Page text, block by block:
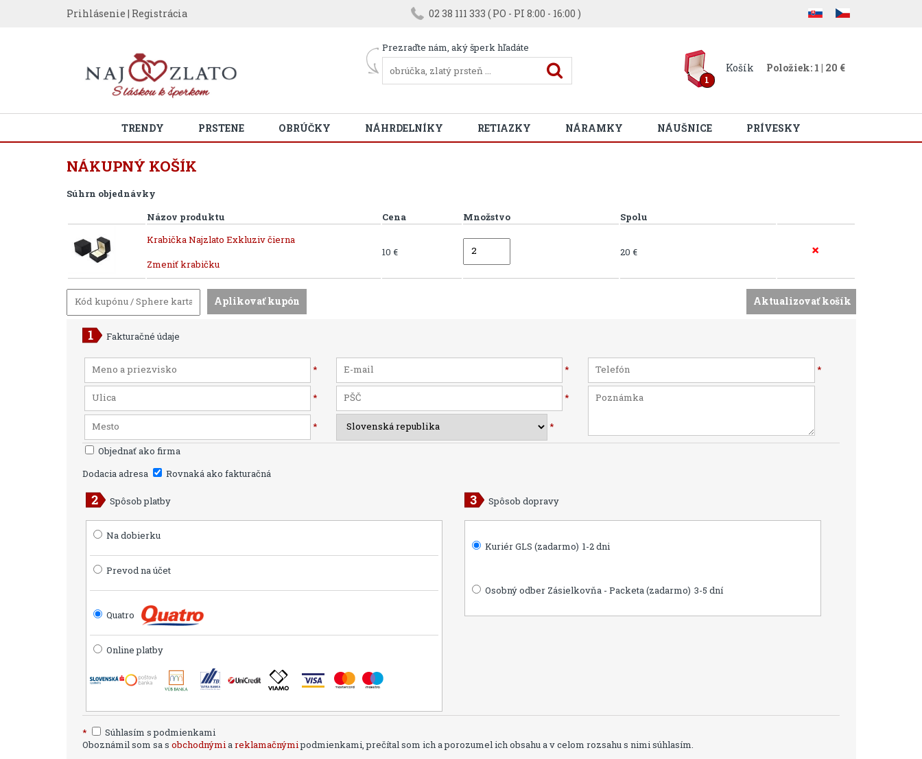
Prihlásenie | Registrácia 02 38 111 333 ( PO - PI 8:00 - 16:00 )
Prezraďte nám, aký šperk hľadáte
1
Košík Položiek: 1 | 20 €
TRENDY PRSTENE OBRÚČKY NÁHRDELNÍKY RETIAZKY NÁRAMKY NÁUŠNICE PRÍVESKY
NÁKUPNÝ KOŠÍK
Súhrn objednávky
Názov produktu
Cena Množstvo
Spolu
Krabička Najzlato Exkluziv čierna
Zmeniť krabičku
10 € 20 €
Fakturačné údaje
* * *
* *
*
*
Objednať ako firma
Dodacia adresa
Rovnaká ako fakturačná
Spôsob platby
Na dobierku
Prevod na účet
Quatro
Online platby
Spôsob dopravy
Kuriér GLS (zadarmo) 1-2 dni
Osobný odber Zásielkovňa - Packeta (zadarmo) 3-5 dní
*
Súhlasím s podmienkami
Oboznámil som sa s obchodnýmiareklamačnýmipodmienkami, prečítal som ich a porozumel ich obsahu a v celom rozsahu s nimi súhlasím.